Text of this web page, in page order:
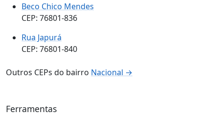
Beco Chico Mendes
CEP: 76801-836
Rua Japurá
CEP: 76801-840
Outros CEPs do bairro Nacional →
Ferramentas